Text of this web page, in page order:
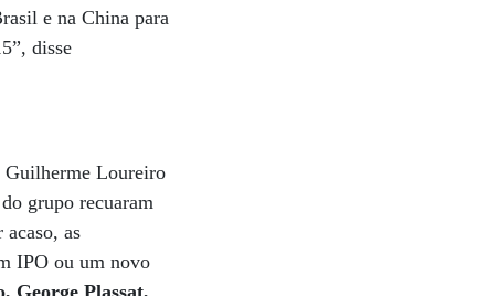
e na China para
disse
Guilherme Loureiro
grupo recuaram
as
IPO ou um novo
George Plassat,